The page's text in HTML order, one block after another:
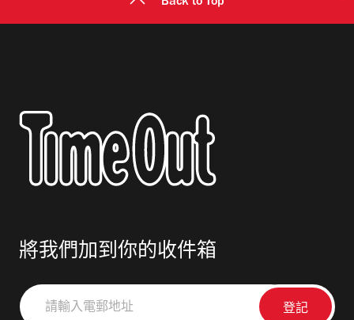
將我們加到你的收件箱
請
輸